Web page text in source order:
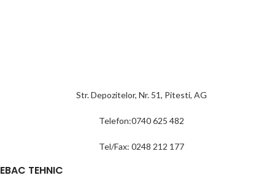
Str. Depozitelor, Nr. 51, Pitesti, AG
Telefon:0740 625 482
Tel/Fax: 0248 212 177
EBAC TEHNIC